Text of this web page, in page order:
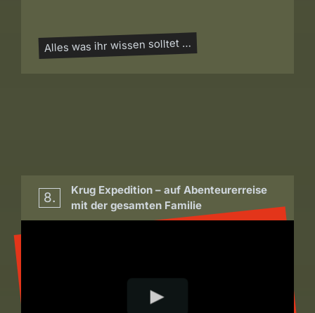
Alles was ihr wissen solltet …
8.
Krug Expedition – auf Abenteurerreise
mit der gesamten Familie